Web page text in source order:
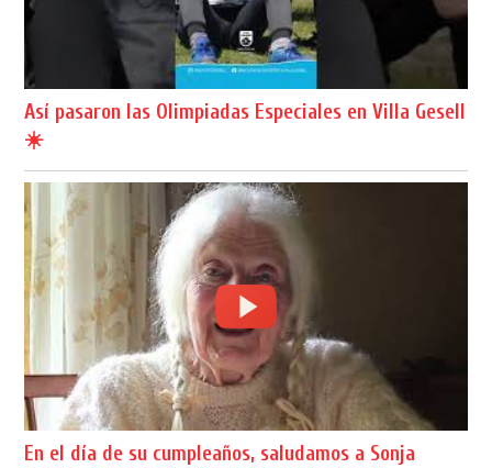
Así pasaron las Olimpiadas Especiales en Villa Gesell
☀️
En el día de su cumpleaños, saludamos a Sonja